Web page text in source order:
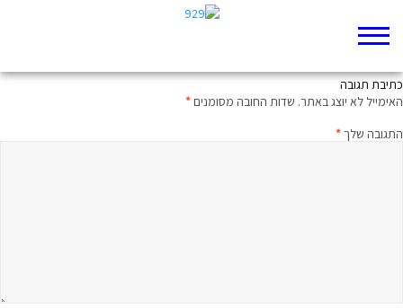
כתיבת תגובה
האימייל לא יוצג באתר. שדות החובה מסומנים*
התגובה שלך*